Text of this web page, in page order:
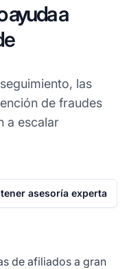
ayuda a
las
de fraudes
a escalar
asesoría experta
de afiliados a gran